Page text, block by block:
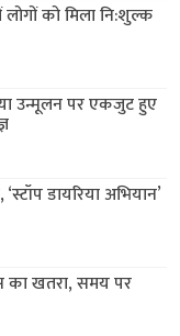
को मिला नि:शुल्क
उन्मूलन पर एकजुट हुए
डायरिया अभियान’
का खतरा, समय पर